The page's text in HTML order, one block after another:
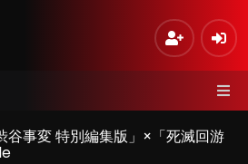
谷事変 特別編集版」×「死滅回游